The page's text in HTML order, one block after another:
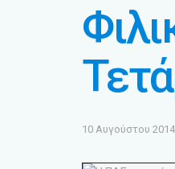
10 Αυγούστου 2014